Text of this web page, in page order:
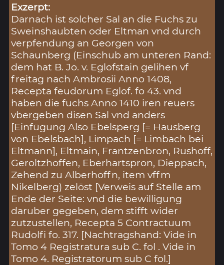
Exzerpt:
Darnach ist solcher Sal an die Fuchs zu
Sweinshaubten oder Eltman vnd durch
verpfendung an Georgen von
Schaunberg (Einschub am unteren Rand:
dem hat B. Jo. v. Eglofstain gelihen vf
freitag nach Ambrosii Anno 1408,
Recepta feudorum Eglof. fo 43. vnd
haben die fuchs Anno 1410 iren reuers
vbergeben disen Sal vnd anders
[Einfügung Also Ebelsperg [= Hausberg
von Ebelsbach], Limpach [= Limbach bei
Eltmann], Eltmain, Frantzenbron, Rushoff,
Geroltzhoffen, Eberhartspron, Dieppach,
Zehend zu Alberhoffn, item vffm
Nikelberg) zelöst [Verweis auf Stelle am
Ende der Seite: vnd die bewilligung
daruber gegeben, dem stifft wider
zutzustellen, Recepta 5 Contractuum
Rudolfi fo. 317. [Nachtragshand: Vide in
Tomo 4 Registratura sub C. fol . Vide in
Tomo 4. Registratorum sub C fol.]